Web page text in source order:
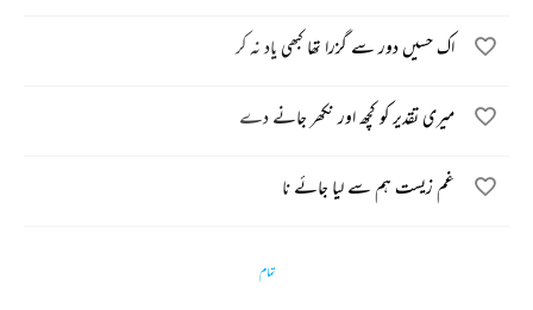
اک حسیں دور سے گزرا تھا کبھی یاد نہ کر
میری تقدیر کو کچھ اور نکھر جانے دے
غم زیست ہم سے لیا جائے نا
تمام